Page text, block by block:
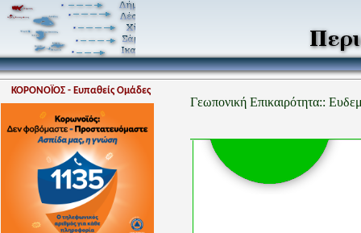
ΚΟΡΟΝΟΪΟΣ - Ευπαθείς Ομάδες
Γεωπονική Επικαιρότητα::